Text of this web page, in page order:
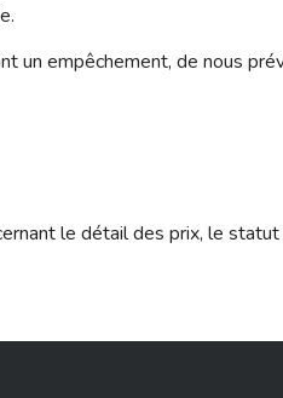
un empêchement, de nous
le détail des prix, le statut